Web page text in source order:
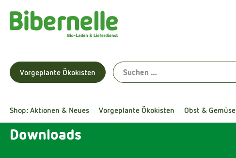
Vorgeplante Ökokisten
Shop: Aktionen & Neues Vorgeplante Ökokisten Obst & Gemüse
Downloads